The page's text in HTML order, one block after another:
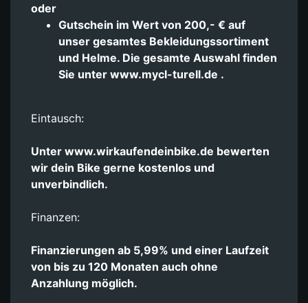
oder
Gutschein im Wert von 200,- € auf
unser gesamtes Bekleidungssortiment
und Helme. Die gesamte Auswahl finden
Sie unter www.mycl-turell.de .
Eintausch:
Unter www.wirkaufendeinbike.de bewerten
wir dein Bike gerne kostenlos und
unverbindlich.
Finanzen:
Finanzierungen ab 5,99% und einer Laufzeit
von bis zu 120 Monaten auch ohne
Anzahlung möglich.